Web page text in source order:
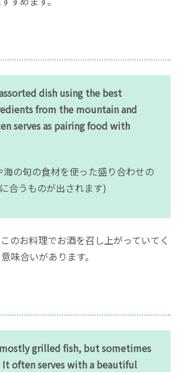
dish using the best
from the mountain and
serves as pairing food with
の旬の食材を使った盛り合わせの
合うものが出されます)
のお料理でお酒を召し上がっていてく
味合いがあります。
grilled fish, but sometimes
often serves with a beautiful